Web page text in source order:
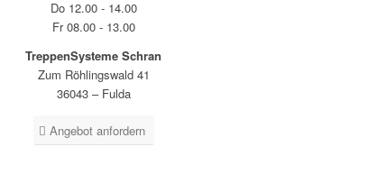
Do 12.00 - 14.00
Fr 08.00 - 13.00
TreppenSysteme Schran
Zum Röhlingswald 41
36043 – Fulda
Angebot anfordern